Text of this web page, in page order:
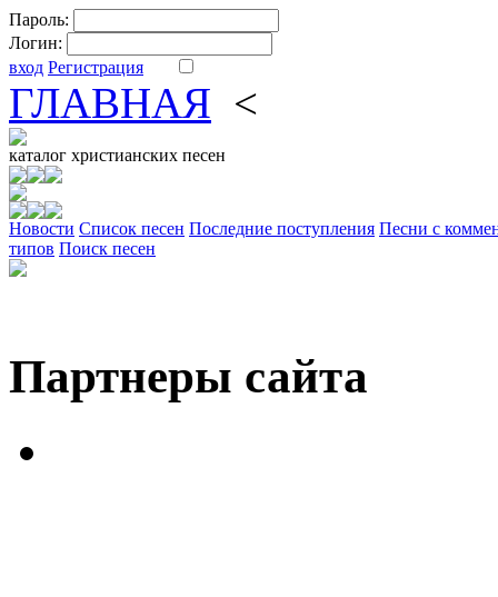
Пароль:
Логин:
вход Регистрация
ГЛАВНАЯ <
каталог христианских песен
Новости Cписок песен Последние поступления Песни с
типов Поиск песен
Партнеры сайта